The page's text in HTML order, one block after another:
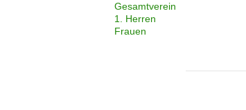
Gesamtverein
1. Herren
Frauen